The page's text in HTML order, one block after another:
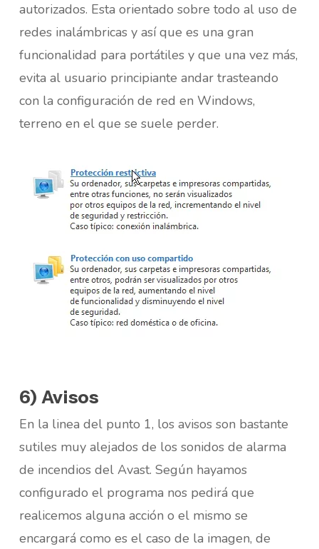
autorizados. Esta orientado sobre todo al uso de
redes inalámbricas y así que es una gran
funcionalidad para portátiles y que una vez más,
evita al usuario principiante andar trasteando
con la configuración de red en Windows,
terreno en el que se suele perder.
6) Avisos
En la linea del punto 1, los avisos son bastante
sutiles muy alejados de los sonidos de alarma
de incendios del Avast. Según hayamos
configurado el programa nos pedirá que
realicemos alguna acción o el mismo se
encargará como es el caso de la imagen, de